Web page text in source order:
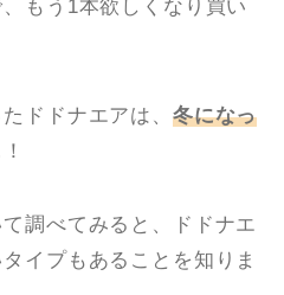
もう1本欲しくなり買い
ドドナエアは、 冬になっ
調べてみると、ドドナエ
イプもあることを知りま